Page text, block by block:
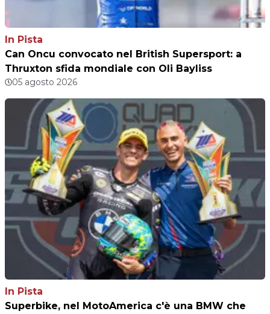
In Pista
Can Oncu convocato nel British Supersport: a
Thruxton sfida mondiale con Oli Bayliss
05 agosto 2026
In Pista
Superbike, nel MotoAmerica c'è una BMW che